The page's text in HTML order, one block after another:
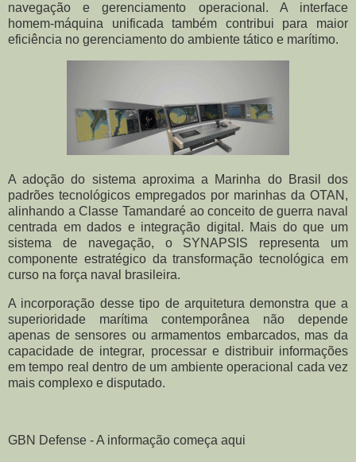
navegação e gerenciamento operacional. A interface
homem-máquina unificada também contribui para maior
eficiência no gerenciamento do ambiente tático e marítimo.
A adoção do sistema aproxima a Marinha do Brasil dos
padrões tecnológicos empregados por marinhas da OTAN,
alinhando a Classe Tamandaré ao conceito de guerra naval
centrada em dados e integração digital. Mais do que um
sistema de navegação, o SYNAPSIS representa um
componente estratégico da transformação tecnológica em
curso na força naval brasileira.
A incorporação desse tipo de arquitetura demonstra que a
superioridade marítima contemporânea não depende
apenas de sensores ou armamentos embarcados, mas da
capacidade de integrar, processar e distribuir informações
em tempo real dentro de um ambiente operacional cada vez
mais complexo e disputado.
GBN Defense - A informação começa aqui